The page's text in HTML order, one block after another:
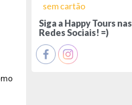
sem cartão
Siga a Happy Tours nas
Redes Sociais! =)